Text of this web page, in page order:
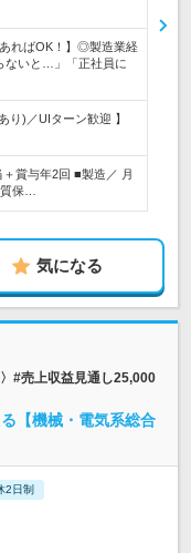
ればOK！】◎製造業経
ないと…」「正社員に
り)／UIターン歓迎 】
賞与年2回 ■製造／ 月
保…
気になる
#売上収益見通し25,000
【機械・電気系総合
2日制